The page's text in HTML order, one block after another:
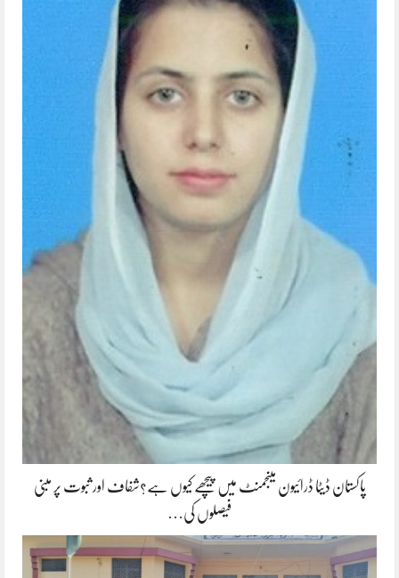
پاکستان ڈیٹا ڈرائیون مینجمنٹ میں پیچھے کیوں ہے؟شفاف اور ثبوت پر مبنی
فیصلوں کی…